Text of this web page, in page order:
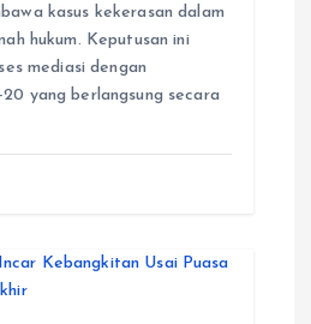
p
e
e
kasus kekerasan dalam
hukum. Keputusan ini
mediasi dengan
yang berlangsung secara